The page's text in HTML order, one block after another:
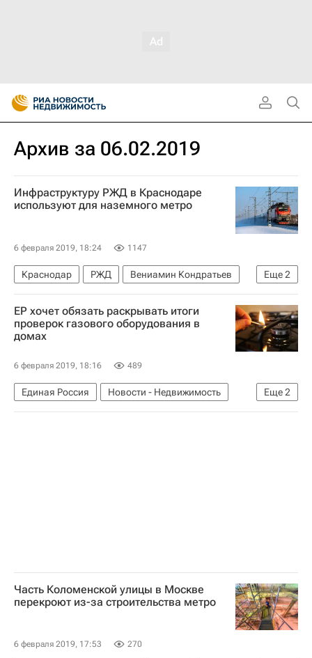
Архив за 06.02.2019
Инфраструктуру РЖД в Краснодаре
используют для наземного метро
6 февраля 2019, 18:24 1147
Еще2
Краснодар РЖД
Вениамин Кондратьев
Новости - Недвижимость
Транспорт
ЕР хочет обязать раскрывать итоги
проверок газового оборудования в
домах
6 февраля 2019, 18:16 489
Еще2
Единая Россия
Новости - Недвижимость
Жилье
ЖКХ
Часть Коломенской улицы в Москве
перекроют из-за строительства метро
6 февраля 2019, 17:53 270